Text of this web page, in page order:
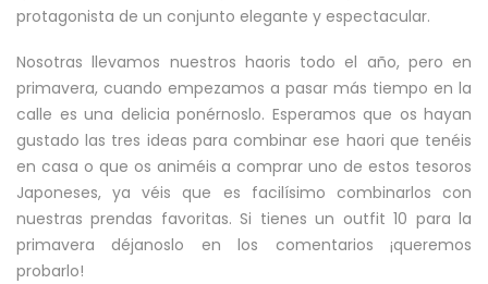
protagonista de un conjunto elegante y espectacular.
Nosotras llevamos nuestros haoris todo el año, pero en
primavera, cuando empezamos a pasar más tiempo en la
calle es una delicia ponérnoslo. Esperamos que os hayan
gustado las tres ideas para combinar ese haori que tenéis
en casa o que os animéis a comprar uno de estos tesoros
Japoneses, ya véis que es facilísimo combinarlos con
nuestras prendas favoritas. Si tienes un outfit 10 para la
primavera déjanoslo en los comentarios ¡queremos
probarlo!